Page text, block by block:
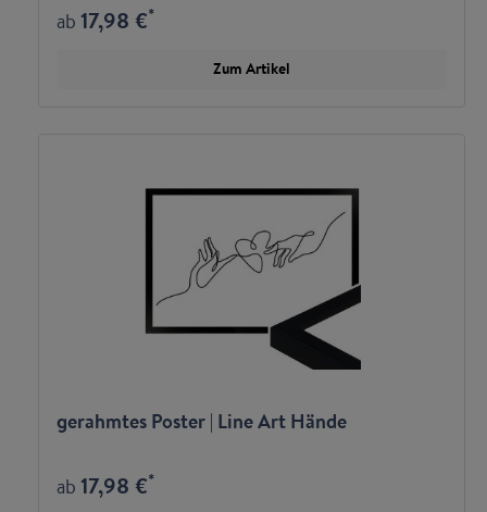
ab17,98 €*
Zum Artikel
gerahmtes Poster | Line Art Hände
ab17,98 €*